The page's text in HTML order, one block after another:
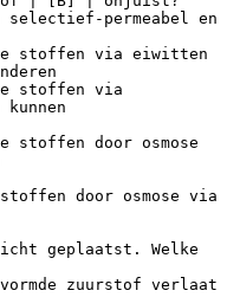
selectief-permeabel en
stoffen via eiwitten
stoffen via
stoffen door osmose
door osmose via
geplaatst. Welke
zuurstof verlaat